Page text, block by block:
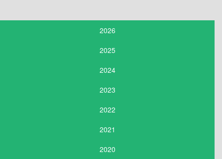
2026
2025
2024
2023
2022
2021
2020